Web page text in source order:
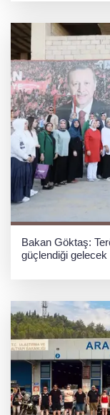
Bakan Göktaş:
güçlendiği